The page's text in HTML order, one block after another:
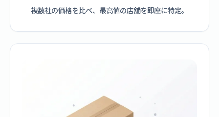
複数社の価格を比べ、最高値の店舗を即座に特定。